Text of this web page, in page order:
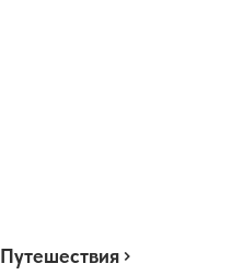
Путешествия